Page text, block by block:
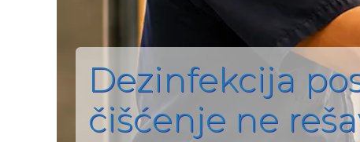
Dezinfekcija
čišćenje ne